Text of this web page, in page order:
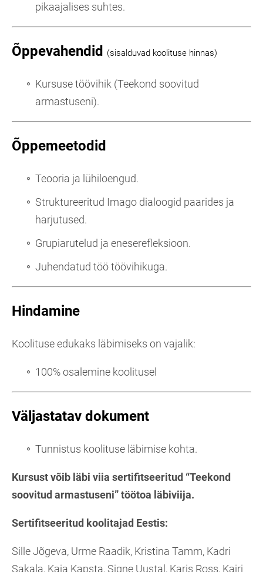
pikaajalises suhtes.
Õppevahendid (sisalduvad koolituse hinnas)
Kursuse töövihik (Teekond soovitud
armastuseni).
Õppemeetodid
Teooria ja lühiloengud.
Struktureeritud Imago dialoogid paarides ja
harjutused.
Grupiarutelud ja eneserefleksioon.
Juhendatud töö töövihikuga.
Hindamine
Koolituse edukaks läbimiseks on vajalik:
100% osalemine koolitusel
Väljastatav dokument
Tunnistus koolituse läbimise kohta.
Kursust võib läbi viia sertifitseeritud “Teekond
soovitud armastuseni” töötoa läbiviija.
Sertifitseeritud koolitajad Eestis:
Sille Jõgeva, Urme Raadik, Kristina Tamm, Kadri
Sakala, Kaia Kapsta, Signe Uustal, Karis Ross, Kairi